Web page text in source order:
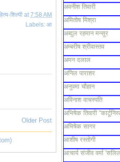
शिल्पी at 7:58 AM
Labels: आ
Older Post
अवनीश तिवारी
अमितोष मिश्रा
अब्दुल रहमान मन्सूर
अम्बरीष श्रीवास्तव
अमन दलाल
अनिल पाराशर
अनुपमा चौहान
अविनाश वाचस्पति
अभिषेक तिवारी
अभिषेक सागर
आशीष रस्तोगी
आचार्य संजीव वर्मा